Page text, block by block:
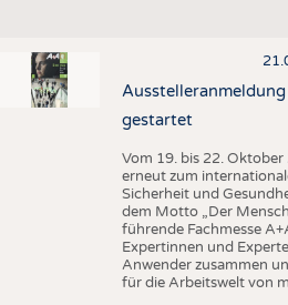
gestartet
Vom 19. bis 22.
erneut zum
Sicherheit und
dem Motto „Der
führende Fachmesse
Expertinnen und
Anwender zusammen
für die Arbeitswelt von